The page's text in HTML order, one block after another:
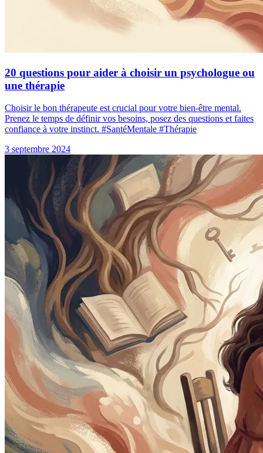
20 questions pour aider à choisir un psychologue ou
une thérapie
Choisir le bon thérapeute est crucial pour votre bien-être mental.
Prenez le temps de définir vos besoins, posez des questions et faites
confiance à votre instinct. #SantéMentale #Thérapie
3 septembre 2024